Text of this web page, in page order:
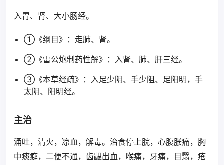
入胃、肾、大小肠经。
①《纲目》：走肺、肾。
②《雷公炮制药性解》：入肾、肺、肝三经。
③《本草经疏》：入足少阴、手少阻、足阳明，手
太阴、阳明经。
主治
涌吐，清火，凉血，解毒。治食停上脘，心腹胀痛，胸
中痰癖，二便不通，齿龈出血，喉痛，牙痛，目翳，疮